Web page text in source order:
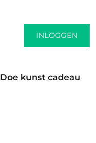
INLOGGEN
Doe kunst cadeau